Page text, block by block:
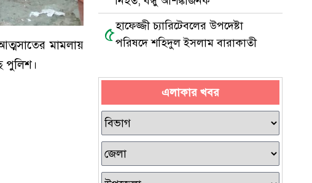
মামলায়
পুলিশ।
৫হাফেজ্জী চ্যারিটেবলের উপদেষ্টা
পরিষদে শহিদুল ইসলাম বারাকাতী
এলাকার খবর